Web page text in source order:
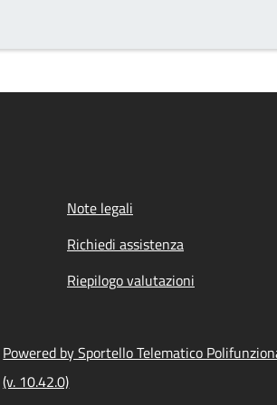
Note legali
Richiedi assistenza
Riepilogo valutazioni
Powered by Sportello Telematico
(v. 10.42.0)